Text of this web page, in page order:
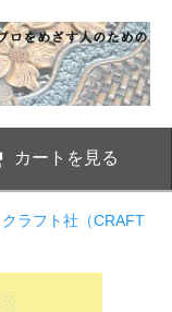
カートを見る
クラフト社（CRAFT